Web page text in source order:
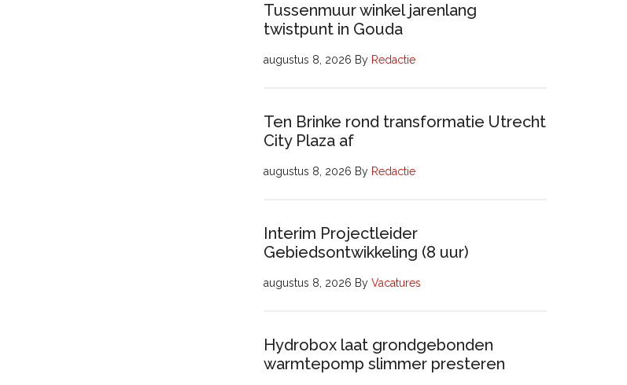
Tussenmuur winkel jarenlang
twistpunt in Gouda
augustus 8, 2026 By Redactie
Ten Brinke rond transformatie Utrecht
City Plaza af
augustus 8, 2026 By Redactie
Interim Projectleider
Gebiedsontwikkeling (8 uur)
augustus 8, 2026 By Vacatures
Hydrobox laat grondgebonden
warmtepomp slimmer presteren